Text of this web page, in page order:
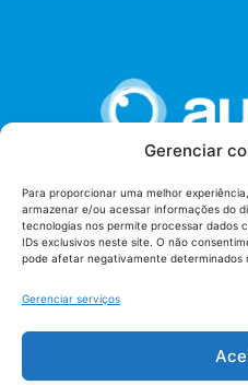
Gerenciar
Para proporcionar uma melhor
armazenar e/ou acessar informações do
tecnologias nos permite processar dados
IDs exclusivos neste site. O não
pode afetar negativamente determinados
Gerenciar serviços
União dos Auditores
Setor de Administração
Tribunal de Contas da
Termos de uso